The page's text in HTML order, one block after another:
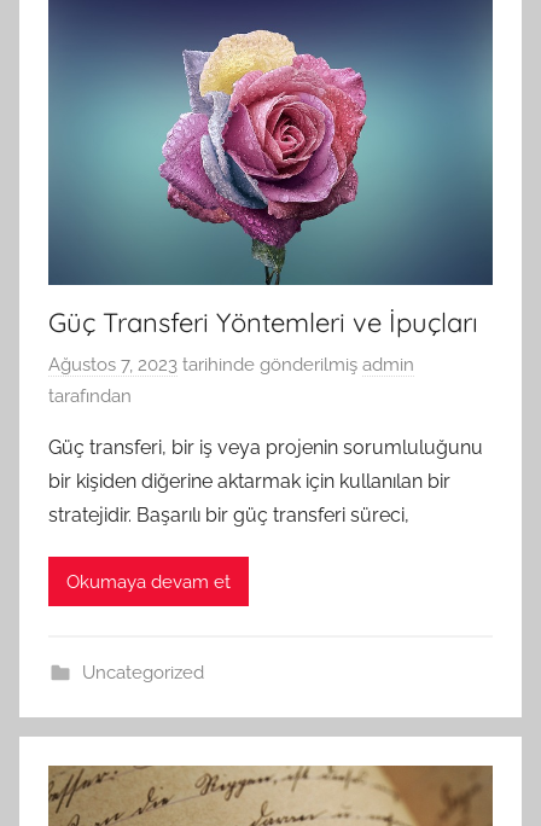
Güç Transferi Yöntemleri ve İpuçları
Ağustos 7, 2023 tarihinde gönderilmiş admin
tarafından
Güç transferi, bir iş veya projenin sorumluluğunu
bir kişiden diğerine aktarmak için kullanılan bir
stratejidir. Başarılı bir güç transferi süreci,
Okumaya devam et
Uncategorized